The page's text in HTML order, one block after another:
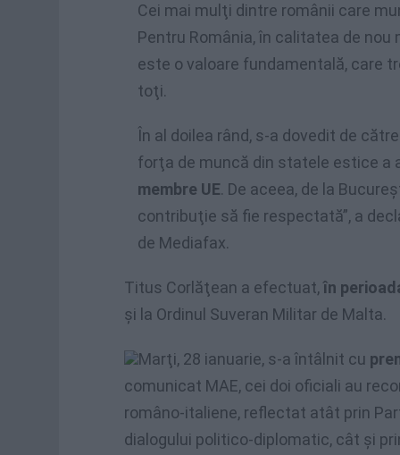
Cei mai mulţi dintre românii care
Pentru România, în calitatea de
este o valoare fundamentală, care
toţi.
În al doilea rând, s-a dovedit de
forţa de muncă din statele estice a
membre UE. De aceea, de la
contribuţie să fie respectată”, a
de Mediafax.
Titus Corlăţean a efectuat,în
şi la Ordinul Suveran Militar de Malta.
Marţi, 28 ianuarie, s-a întâlnit cu
comunicat MAE, cei doi oficiali au
româno-italiene, reflectat atât prin
dialogului politico-diplomatic, cât şi